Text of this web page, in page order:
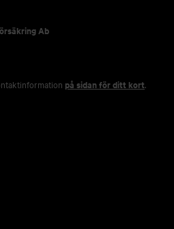
Ab
på sidan för ditt kort.